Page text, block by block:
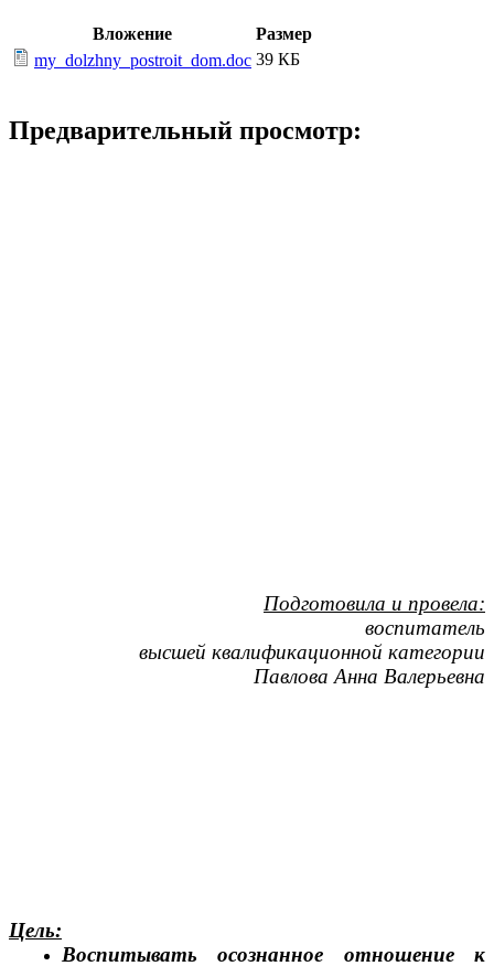
Вложение
Размер
my_dolzhny_postroit_dom.doc 39 КБ
Предварительный просмотр:
Подготовила и провела:
воспитатель
высшей квалификационной категории
Павлова Анна Валерьевна
Цель:
Воспитывать осознанное отношение к